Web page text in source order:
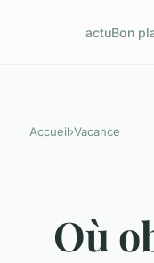
actuBon
Accueil›Vacance
Où